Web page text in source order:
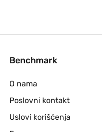
Benchmark
O nama
Poslovni kontakt
Uslovi korišćenja